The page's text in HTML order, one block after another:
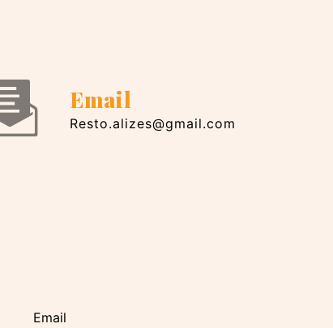
Email
resto.alizes@gmail.com